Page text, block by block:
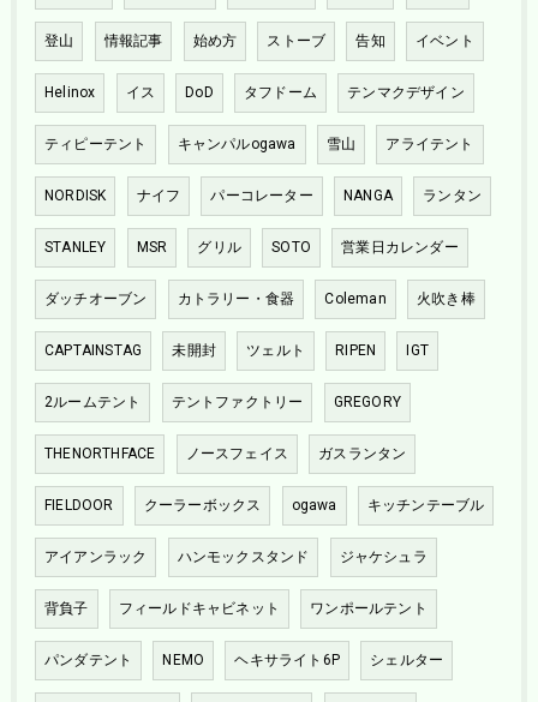
登山 情報記事 始め方 ストーブ 告知 イベント
Helinox イス DoD タフドーム テンマクデザイン
ティピーテント キャンパルogawa 雪山 アライテント
NORDISK ナイフ パーコレーター NANGA ランタン
STANLEY MSR グリル SOTO 営業日カレンダー
ダッチオーブン カトラリー・食器 Coleman 火吹き棒
CAPTAINSTAG 未開封 ツェルト RIPEN IGT
2ルームテント テントファクトリー GREGORY
THENORTHFACE ノースフェイス ガスランタン
FIELDOOR クーラーボックス ogawa キッチンテーブル
アイアンラック ハンモックスタンド ジャケシュラ
背負子 フィールドキャビネット ワンポールテント
パンダテント NEMO ヘキサライト6P シェルター